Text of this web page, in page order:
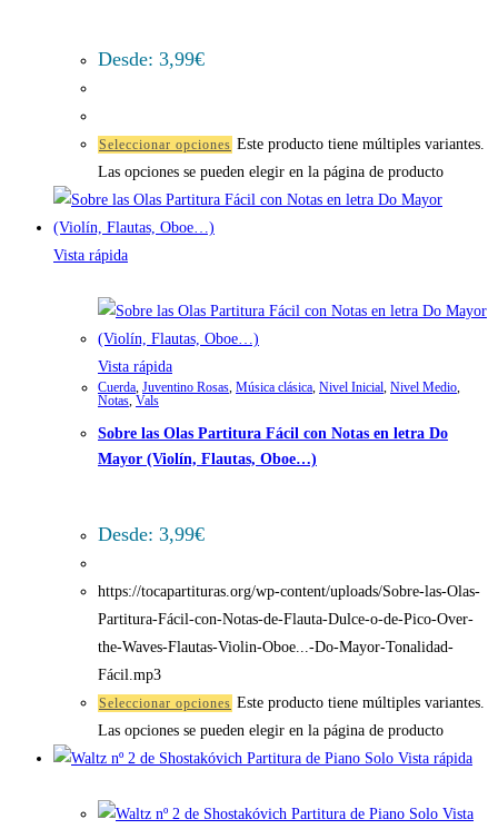
Desde: 3,99€
Seleccionar opciones Este producto tiene múltiples variantes.
Las opciones se pueden elegir en la página de producto
Vista rápida
Vista rápida
Cuerda Juventino Rosas Música clásica Nivel Inicial Nivel Medio
Notas Vals
Sobre las Olas Partitura Fácil con Notas en letra Do
Mayor (Violín, Flautas, Oboe…)
Desde: 3,99€
https://tocapartituras.org/wp-content/uploads/Sobre-las-Olas-
Partitura-Fácil-con-Notas-de-Flauta-Dulce-o-de-Pico-Over-
the-Waves-Flautas-Violin-Oboe...-Do-Mayor-Tonalidad-
Fácil.mp3
Seleccionar opciones Este producto tiene múltiples variantes.
Las opciones se pueden elegir en la página de producto
Vista rápida
Vista